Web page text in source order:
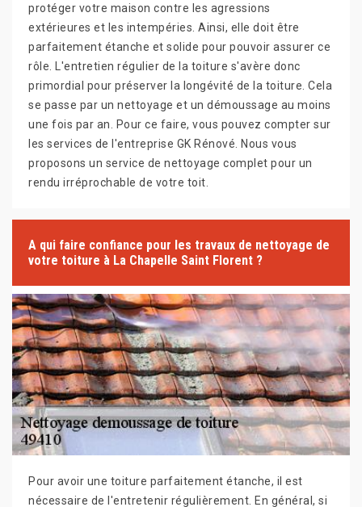
protéger votre maison contre les agressions
extérieures et les intempéries. Ainsi, elle doit être
parfaitement étanche et solide pour pouvoir assurer ce
rôle. L'entretien régulier de la toiture s'avère donc
primordial pour préserver la longévité de la toiture. Cela
se passe par un nettoyage et un démoussage au moins
une fois par an. Pour ce faire, vous pouvez compter sur
les services de l'entreprise GK Rénové. Nous vous
proposons un service de nettoyage complet pour un
rendu irréprochable de votre toit.
A qui faire confiance pour les travaux de nettoyage de
votre toiture à La Chapelle Saint Florent ?
Pour avoir une toiture parfaitement étanche, il est
nécessaire de l'entretenir régulièrement. En général, si